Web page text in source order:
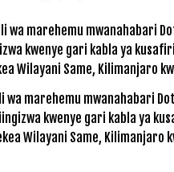
wa marehemu mwanahabari
kwenye gari kabla ya
Wilayani Same, Kilimanjaro